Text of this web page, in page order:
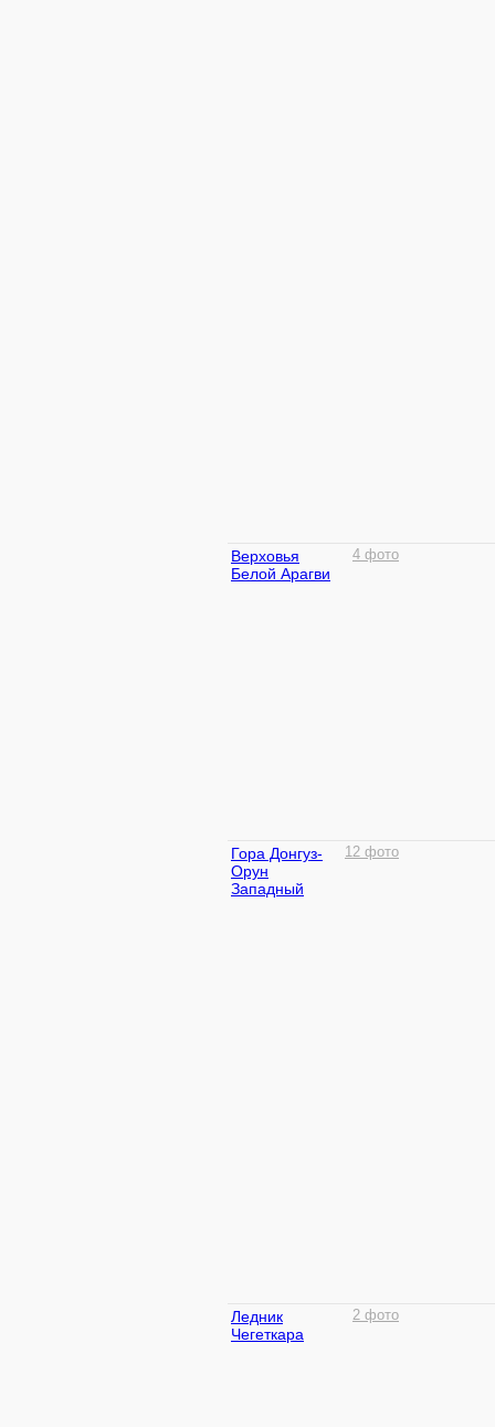
Верховья
Белой Арагви
4 фото
Гора Донгуз-
Орун
Западный
12 фото
Ледник
Чегеткара
2 фото